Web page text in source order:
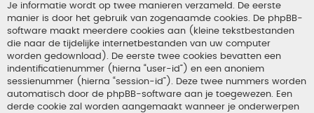
Je informatie wordt op twee manieren verzameld. De eerste
manier is door het gebruik van zogenaamde cookies. De phpBB-
software maakt meerdere cookies aan (kleine tekstbestanden
die naar de tijdelijke internetbestanden van uw computer
worden gedownload). De eerste twee cookies bevatten een
indentificatienummer (hierna “user-id”) en een anoniem
sessienummer (hierna “session-id”). Deze twee nummers worden
automatisch door de phpBB-software aan je toegewezen. Een
derde cookie zal worden aangemaakt wanneer je onderwerpen